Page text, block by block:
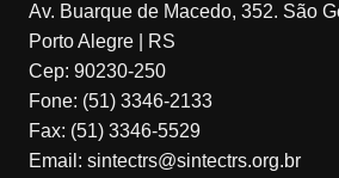
Av. Buarque de Macedo, 352. São
Porto Alegre | RS
Cep: 90230-250
Fone: (51) 3346-2133
Fax: (51) 3346-5529
Email: sintectrs@sintectrs.org.br